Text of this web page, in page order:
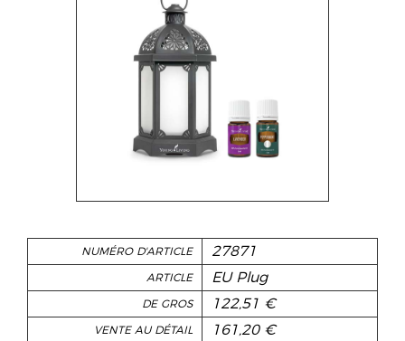
NUMÉRO D'ARTICLE 27871
ARTICLE EU Plug
DE GROS 122,51 €
VENTE AU DÉTAIL 161,20 €